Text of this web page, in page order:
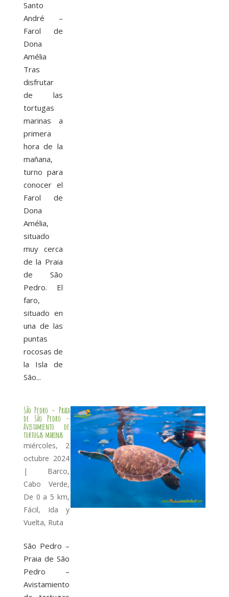
Santo
André –
Farol de
Dona
Amélia
Tras
disfrutar
de las
tortugas
marinas a
primera
hora de la
mañana,
turno para
conocer el
Farol de
Dona
Amélia,
situado
muy cerca
de la Praia
de São
Pedro. El
faro,
situado en
una de las
puntas
rocosas de
la Isla de
São...
São Pedro – Praia
de São Pedro –
Avistamiento de
tortugas marinas
miércoles, 2
octubre 2024
| Barco,
Cabo Verde,
De 0 a 5 km,
Fácil, Ida y
Vuelta, Ruta
São Pedro –
Praia de São
Pedro –
Avistamiento